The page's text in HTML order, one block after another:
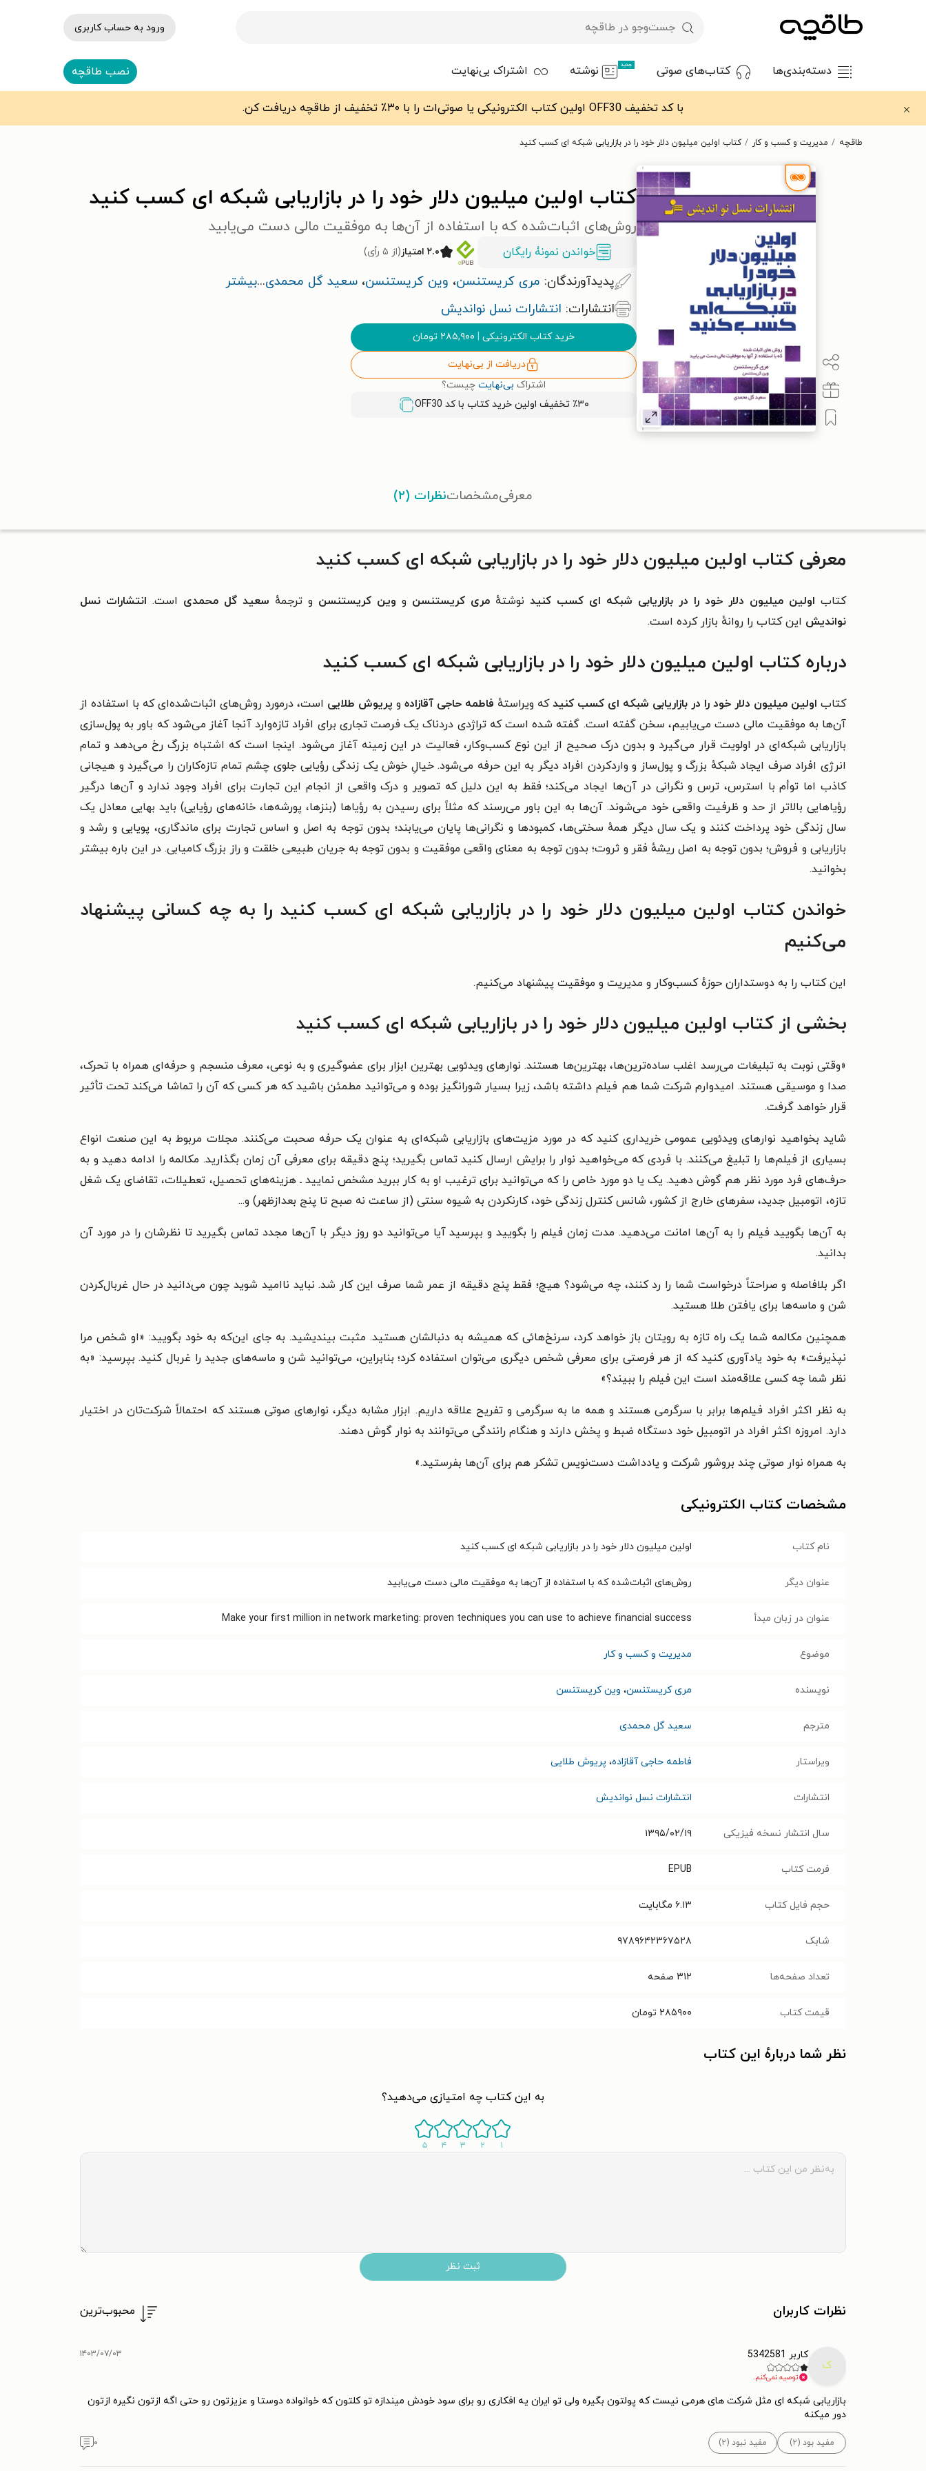
ورود به حساب کاربری
دسته‌بندی‌ها کتاب‌های صوتی جدید نوشته اشتراک بی‌نهایت نصب طاقچه
با کد تخفیف OFF30 اولین کتاب الکترونیکی یا صوتی‌ات را با ۳۰٪ تخفیف از طاقچه دریافت کن.
طاقچه مدیریت و کسب و کار کتاب اولین میلیون دلار خود را در بازاریابی شبکه ای کسب کنید
کتاب اولین میلیون دلار خود را در بازاریابی شبکه ای کسب کنید
روش‌های اثبات‌شده که با استفاده از آن‌ها به موفقیت مالی دست می‌یابید
خواندن نمونۀ رایگان ۲.۰ امتیاز (از ۵ رأی)
پدیدآورندگان: مری کریستنسن، وین کریستنسن، سعید گل محمدی...بیشتر
انتشارات: انتشارات نسل نواندیش
خرید کتاب الکترونیکی | ۲۸۵,۹۰۰ تومان
دریافت از بی‌نهایت
اشتراک بی‌نهایت چیست؟
٪۳۰ تخفیف اولین خرید کتاب با کد
OFF30
معرفیمشخصاتنظرات (۲)
معرفی کتاب اولین میلیون دلار خود را در بازاریابی شبکه ای کسب کنید
کتاب اولین میلیون دلار خود را در بازاریابی شبکه ای کسب کنید نوشتهٔ مری کریستنسن و وین کریستنسن و ترجمهٔ سعید گل محمدی است. انتشارات نسل
نواندیش این کتاب را روانهٔ بازار کرده است.
درباره کتاب اولین میلیون دلار خود را در بازاریابی شبکه ای کسب کنید
کتاب اولین میلیون دلار خود را در بازاریابی شبکه ای کسب کنیدکه ویراستهٔ فاطمه حاجی آقازاده و پریوش طلایی است، درمورد روش‌های اثبات‌شده‌ای که با استفاده از
آن‌ها به موفقیت مالی دست می‌یابیم، سخن گفته است. گفته شده است که تراژدی دردناک یک فرصت تجاری برای افراد تازه‌وارد آنجا آغاز می‌شود که باور به پول‌سازی
بازاریابی شبکه‌ای در اولویت قرار می‌گیرد و بدون درک صحیح از این نوع کسب‌و‌کار، فعالیت در این زمینه آغاز می‌شود. اینجا است که اشتباه بزرگ رخ می‌دهد و تمام
انرژی افراد صرف ایجاد شبکهٔ بزرگ و پول‌ساز و واردکردن افراد دیگر به این حرفه می‌شود. خیالِ خوش یک زندگی رؤیایی جلوی چشم تمام تازه‌کاران را می‌گیرد و هیجانی
کاذب اما توأم با استرس، ترس و نگرانی در آن‌ها ایجاد می‌کند؛ فقط به این دلیل که تصویر و درک واقعی از انجام این تجارت برای افراد وجود ندارد و آن‌ها درگیر
رؤیاهایی بالاتر از حد و ظرفیت واقعی خود می‌شوند. آن‌ها به این باور می‌رسند که مثلاً برای رسیدن به رؤیاها (بنزها، پورشه‌ها، خانه‌های رؤیایی) باید بهایی معادل یک
سال زندگی خود پرداخت کنند و یک ‌سال دیگر همهٔ سختی‌ها، کمبودها و نگرانی‌ها پایان می‌یابند؛ بدون توجه به اصل و اساس تجارت برای ماندگاری، پویایی و رشد و
بازاریابی و فروش؛ بدون توجه به اصل ریشهٔ فقر و ثروت؛ بدون توجه به معنای واقعی موفقیت و بدون توجه به جریان طبیعی خلقت و راز بزرگ کامیابی. در این باره بیشتر
بخوانید.
خواندن کتاب اولین میلیون دلار خود را در بازاریابی شبکه ای کسب کنید را به چه کسانی پیشنهاد
می‌کنیم
این کتاب را به دوستداران حوزهٔ کسب‌وکار و مدیریت و موفقیت پیشنهاد می‌کنیم.
بخشی از کتاب اولین میلیون دلار خود را در بازاریابی شبکه ای کسب کنید
«وقتی نوبت به تبلیغات می‌رسد اغلب ساده‌ترین‌ها، بهترین‌ها هستند. نوارهای ویدئویی بهترین ابزار برای عضوگیری و به نوعی، معرف منسجم و حرفه‌ای همراه با تحرک،
صدا و موسیقی هستند. امیدوارم شرکت شما هم فیلم داشته باشد، زیرا بسیار شورانگیز بوده و می‌توانید مطمئن باشید که هر کسی که آن را تماشا می‌کند تحت تأثیر
قرار خواهد گرفت.
شاید بخواهید نوارهای ویدئویی عمومی خریداری کنید که در مورد مزیت‌های بازاریابی شبکه‌ای به عنوان یک حرفه صحبت می‌کنند. مجلات مربوط به این صنعت انواع
بسیاری از فیلم‌ها را تبلیغ می‌کنند. با فردی که می‌خواهید نوار را برایش ارسال کنید تماس بگیرید؛ پنج دقیقه برای معرفی آن زمان بگذارید. مکالمه را ادامه دهید و به
حرف‌های فرد مورد نظر هم گوش دهید. یک یا دو مورد خاص را که می‌توانید برای ترغیب او به کار ببرید مشخص نمایید ـ هزینه‌های تحصیل، تعطیلات، تقاضای یک شغل
تازه، اتومبیل جدید، سفرهای خارج از کشور، شانس کنترل زندگی خود، کارنکردن به شیوه سنتی (از ساعت نه صبح تا پنج بعدازظهر) و...
به آن‌ها بگویید فیلم را به آن‌ها امانت می‌دهید. مدت زمان فیلم را بگویید و بپرسید آیا می‌توانید دو روز دیگر با آن‌ها مجدد تماس بگیرید تا نظرشان را در مورد آن
بدانید.
اگر بلافاصله و صراحتاً درخواست شما را رد کنند، چه می‌شود؟ هیچ؛ فقط پنج دقیقه از عمر شما صرف این کار شد. نباید ناامید شوید چون می‌دانید در حال غربال‌کردن
شن و ماسه‌ها برای یافتن طلا هستید.
همچنین مکالمه شما یک راه تازه به رویتان باز خواهد کرد، سرنخ‌هائی که همیشه به دنبالشان هستید. مثبت بیندیشید. به جای این‌که به خود بگویید: «او شخص مرا
نپذیرفت» به خود یادآوری کنید که از هر فرصتی برای معرفی شخص دیگری می‌توان استفاده کرد؛ بنابراین، می‌توانید شن و ماسه‌های جدید را غربال کنید. بپرسید: «به
نظر شما چه کسی علاقه‌مند است این فیلم را ببیند؟»
به نظر اکثر افراد فیلم‌ها برابر با سرگرمی هستند و همه ما به سرگرمی و تفریح علاقه داریم. ابزار مشابه دیگر، نوارهای صوتی هستند که احتمالاً شرکت‌تان در اختیار
دارد. امروزه اکثر افراد در اتومبیل خود دستگاه ضبط و پخش دارند و هنگام رانندگی می‌توانند به نوار گوش دهند.
به همراه نوار صوتی چند بروشور شرکت و یادداشت دست‌نویس تشکر هم برای آن‌ها بفرستید.»
مشخصات کتاب الکترونیکی
نام کتاب اولین میلیون دلار خود را در بازاریابی شبکه ای کسب کنید
عنوان دیگر روش‌های اثبات‌شده که با استفاده از آن‌ها به موفقیت مالی دست می‌یابید
عنوان در زبان مبدأ Make your first million in network marketing: proven techniques you‭ can use to achieve financial success
موضوع مدیریت و کسب و کار
نویسنده مری کریستنسن، وین کریستنسن
مترجم سعید گل محمدی
ویراستار فاطمه حاجی آقازاده، پریوش طلایی
انتشارات انتشارات نسل نواندیش
سال انتشار نسخه فیزیکی ۱۳۹۵/۰۲/۱۹
فرمت کتاب EPUB
حجم فایل کتاب ۶.۱۳ مگابایت
شابک ۹۷۸۹۶۴۲۳۶۷۵۲۸
تعداد صفحه‌ها ۳۱۲ صفحه
قیمت کتاب ۲۸۵۹۰۰ تومان
نظر شما دربارهٔ این کتاب
به این کتاب چه امتیازی می‌دهید؟
۱ ۲ ۳ ۴ ۵
ثبت نظر
نظرات کاربران محبوب‌ترین
ک
کاربر 5342581
توصیه نمی‌کنم.
۱۴۰۳/۰۷/۰۳
بازاریابی شبکه ای مثل شرکت های هرمی نیست که پولتون بگیره ولی تو ایران یه افکاری رو برای سود خودش میندازه تو کلتون که خوانواده دوستا و عزیزتون رو حتی اگه ازتون نگیره ازتون
دور میکنه
مفید بود (۲) مفید نبود (۲) ۰